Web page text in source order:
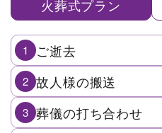
火葬式プラン
1 ご逝去
2 故人様の搬送
3 葬儀の打ち合わせ